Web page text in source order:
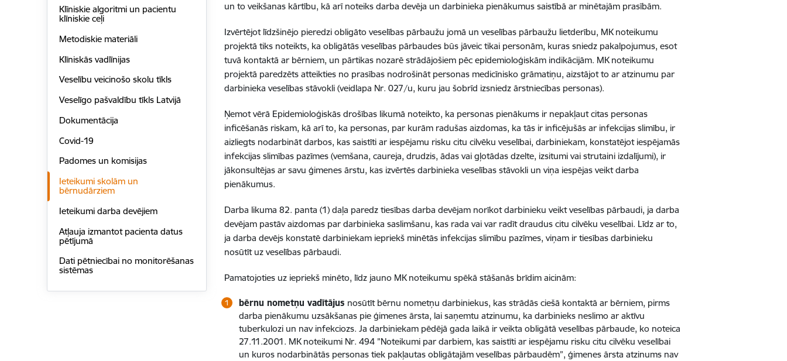
Klīniskie algoritmi un pacientu
klīniskie ceļi
Metodiskie materiāli
Klīniskās vadlīnijas
Veselību veicinošo skolu tīkls
Veselīgo pašvaldību tīkls Latvijā
Dokumentācija
Covid-19
Padomes un komisijas
Ieteikumi skolām un
bērnudārziem
Ieteikumi darba devējiem
Atļauja izmantot pacienta datus
pētījumā
Dati pētniecībai no monitorēšanas
sistēmas
un to veikšanas kārtību, kā arī noteiks darba devēja un darbinieka pienākumus saistībā ar minētajām prasībām.
Izvērtējot līdzšinējo pieredzi obligāto veselības pārbaužu jomā un veselības pārbaužu lietderību, MK noteikumu
projektātiks noteikts, ka obligātās veselības pārbaudes būs jāveic tikai personām, kuras sniedz pakalpojumus, esot
tuvā kontaktā ar bērniem, un pārtikas nozarē strādājošiem pēc epidemioloģiskām indikācijām. MK noteikumu
projektā paredzēts atteikties no prasības nodrošināt personas medicīnisko grāmatiņu, aizstājot to ar atzinumu par
darbinieka veselības stāvokli (veidlapa Nr. 027/u, kuru jau šobrīd izsniedz ārstniecības personas).
Ņemot vērā Epidemioloģiskās drošības likumā noteikto, ka personas pienākums ir nepakļaut citas personas
inficēšanās riskam, kā arī to, ka personas, par kurām radušas aizdomas, ka tās ir inficējušās ar infekcijas slimību, ir
aizliegts nodarbināt darbos, kas saistīti ar iespējamu risku citu cilvēku veselībai, darbiniekam, konstatējot iespējamās
infekcijas slimības pazīmes (vemšana, caureja, drudzis, ādas vai gļotādas dzelte, izsitumi vai strutaini izdalījumi), ir
jākonsultējas ar savu ģimenes ārstu, kas izvērtēs darbinieka veselības stāvokli un viņa iespējas veikt darba
pienākumus.
Darba likuma 82. panta (1) daļa paredz tiesības darba devējam norīkot darbinieku veikt veselības pārbaudi, ja darba
devējam pastāv aizdomas par darbinieka saslimšanu, kas rada vai var radīt draudus citu cilvēku veselībai. Līdz ar to,
ja darba devējs konstatē darbiniekam iepriekš minētās infekcijas slimību pazīmes, viņam ir tiesības darbinieku
nosūtīt uz veselības pārbaudi.
Pamatojoties uz iepriekš minēto, līdz jauno MK noteikumu spēkā stāšanās brīdim aicinām:
bērnu nometņu vadītājus nosūtīt bērnu nometņu darbiniekus, kas strādās ciešā kontaktā ar bērniem, pirms
darba pienākumu uzsākšanas pie ģimenes ārsta, lai saņemtu atzinumu, ka darbinieks neslimo ar aktīvu
tuberkulozi un nav infekciozs. Ja darbiniekam pēdējā gada laikā ir veikta obligātā veselības pārbaude, ko noteica
27.11.2001. MK noteikumi Nr. 494 ”Noteikumi par darbiem, kas saistīti ar iespējamu risku citu cilvēku veselībai
un kuros nodarbinātās personas tiek pakļautas obligātajām veselības pārbaudēm”, ģimenes ārsta atzinums nav